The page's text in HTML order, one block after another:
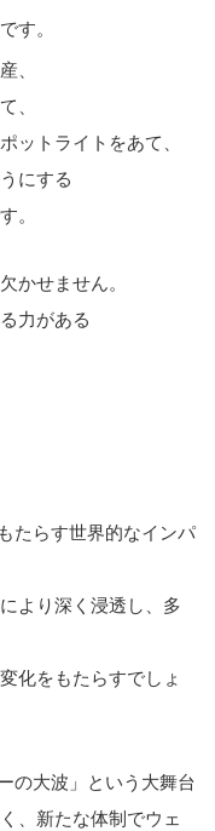
す。
、
、
ットライトをあて、
にする
。
かせません。
力がある
たらす世界的なインパ
より深く浸透し、多
化をもたらすでしょ
の大波」という大舞台
、新たな体制でウェ